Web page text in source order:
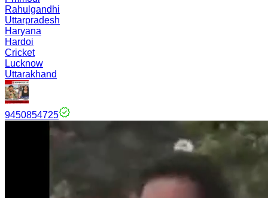
Rahulgandhi
Uttarpradesh
Haryana
Hardoi
Cricket
Lucknow
Uttarakhand
9450854725